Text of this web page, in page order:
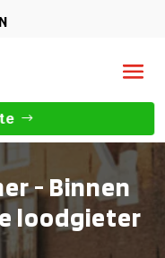
- Binnen
loodgieter